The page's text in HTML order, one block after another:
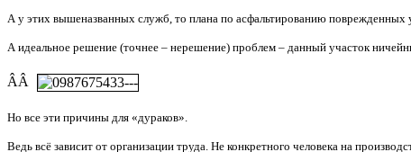
А у этих вышеназванных служб, то плана по асфальтированию поврежденных
А идеальное решение (точнее – нерешение) проблем – данный участок
ÂÂ
Но все эти причины для «дураков».
Ведь всё зависит от организации труда. Не конкретного человека на